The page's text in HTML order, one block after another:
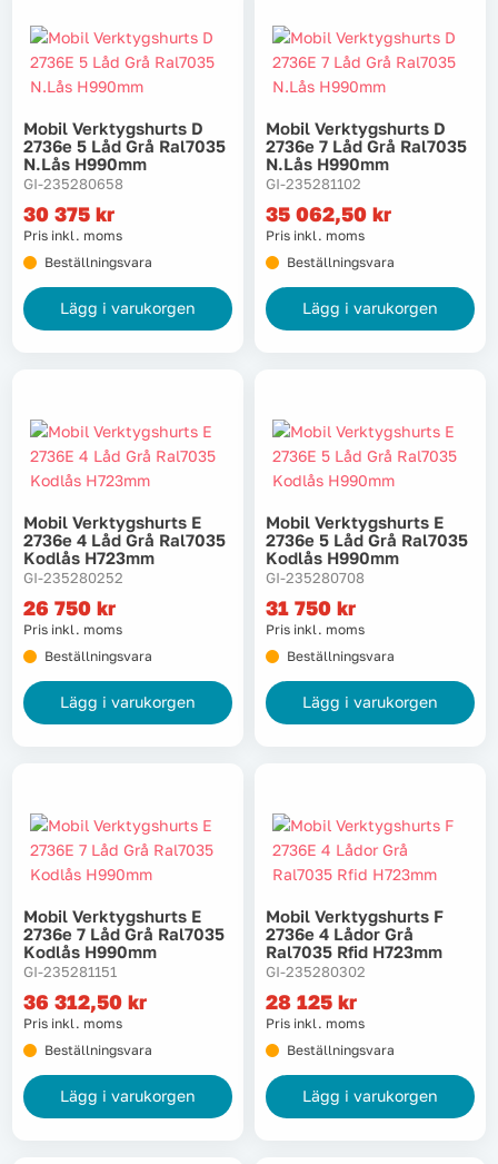
Mobil Verktygshurts D
2736e 5 Låd Grå Ral7035
N.lås H990mm
GI-235280658
30 375 kr
Pris inkl. moms
Beställningsvara
Lägg i varukorgen
Mobil Verktygshurts D
2736e 7 Låd Grå Ral7035
N.lås H990mm
GI-235281102
35 062,50 kr
Pris inkl. moms
Beställningsvara
Lägg i varukorgen
Mobil Verktygshurts E
2736e 4 Låd Grå Ral7035
Kodlås H723mm
GI-235280252
26 750 kr
Pris inkl. moms
Beställningsvara
Lägg i varukorgen
Mobil Verktygshurts E
2736e 5 Låd Grå Ral7035
Kodlås H990mm
GI-235280708
31 750 kr
Pris inkl. moms
Beställningsvara
Lägg i varukorgen
Mobil Verktygshurts E
2736e 7 Låd Grå Ral7035
Kodlås H990mm
GI-235281151
36 312,50 kr
Pris inkl. moms
Beställningsvara
Lägg i varukorgen
Mobil Verktygshurts F
2736e 4 Lådor Grå
Ral7035 Rfid H723mm
GI-235280302
28 125 kr
Pris inkl. moms
Beställningsvara
Lägg i varukorgen